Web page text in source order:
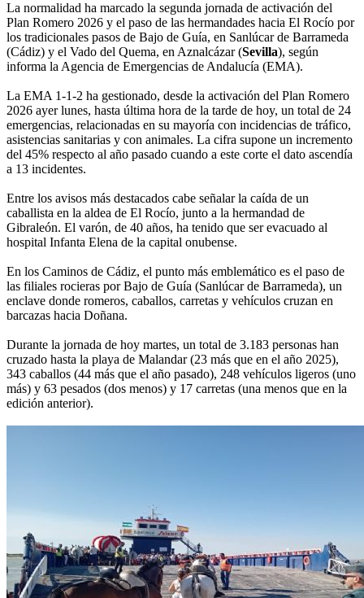
La normalidad ha marcado la segunda jornada de activación del
Plan Romero 2026 y el paso de las hermandades hacia El Rocío por
los tradicionales pasos de Bajo de Guía, en Sanlúcar de Barrameda
(Cádiz) y el Vado del Quema, en Aznalcázar (Sevilla), según
informa la Agencia de Emergencias de Andalucía (EMA).
La EMA 1-1-2 ha gestionado, desde la activación del Plan Romero
2026 ayer lunes, hasta última hora de la tarde de hoy, un total de 24
emergencias, relacionadas en su mayoría con incidencias de tráfico,
asistencias sanitarias y con animales. La cifra supone un incremento
del 45% respecto al año pasado cuando a este corte el dato ascendía
a 13 incidentes.
Entre los avisos más destacados cabe señalar la caída de un
caballista en la aldea de El Rocío, junto a la hermandad de
Gibraleón. El varón, de 40 años, ha tenido que ser evacuado al
hospital Infanta Elena de la capital onubense.
En los Caminos de Cádiz, el punto más emblemático es el paso de
las filiales rocieras por Bajo de Guía (Sanlúcar de Barrameda), un
enclave donde romeros, caballos, carretas y vehículos cruzan en
barcazas hacia Doñana.
Durante la jornada de hoy martes, un total de 3.183 personas han
cruzado hasta la playa de Malandar (23 más que en el año 2025),
343 caballos (44 más que el año pasado), 248 vehículos ligeros (uno
más) y 63 pesados (dos menos) y 17 carretas (una menos que en la
edición anterior).